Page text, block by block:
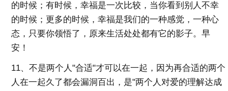
的时候；有时候，幸福是一次比较，当你看到别人不幸
的时候；更多的时候，幸福是我们的一种感觉，一种心
态，只要你领悟了，原来生活处处都有它的影子。早
安！
11、不是两个人"合适"才可以在一起，因为再合适的两个
人在一起久了都会漏洞百出，是"两个人对爱的理解达成